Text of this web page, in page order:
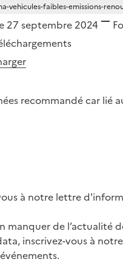
vehicules-faibles-emissions-
27 septembre 2024
recommandé car lié
à notre lettre
manquer de l’actualité
inscrivez-vous à